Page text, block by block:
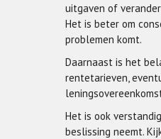
uitgaven of
Het is beter om
problemen komt.
Daarnaast is het
rentetarieven,
Het is ook
beslissing neemt.